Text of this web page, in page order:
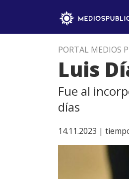
PORTAL MEDIOS
Luis
Fue al
días
14.11.2023 |